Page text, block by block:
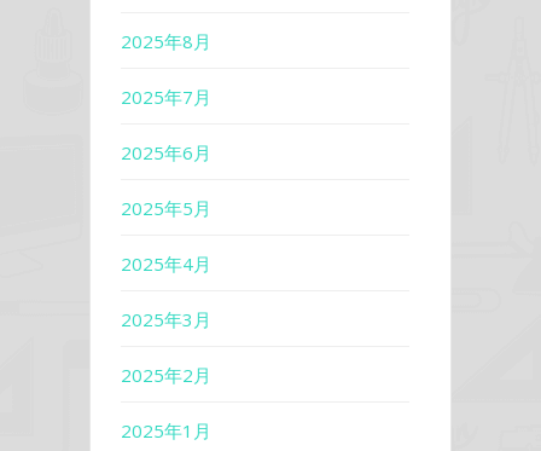
2025年8月
2025年7月
2025年6月
2025年5月
2025年4月
2025年3月
2025年2月
2025年1月